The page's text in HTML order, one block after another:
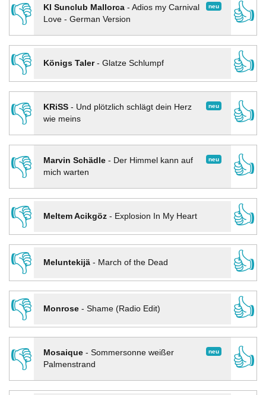
👎
neu
KI Sunclub Mallorca- Adios my Carnival
Love - German Version
👍
👎
Königs Taler- Glatze Schlumpf
👍
👎
neu
KRiSS- Und plötzlich schlägt dein Herz
wie meins
👍
👎 neu
Marvin Schädle- Der Himmel kann auf
mich warten
👍
👎
Meltem Acikgöz- Explosion In My Heart
👍
👎
Meluntekijä- March of the Dead
👍
👎
Monrose- Shame (Radio Edit)
👍
👎
neu
Mosaique- Sommersonne weißer
Palmenstrand
👍